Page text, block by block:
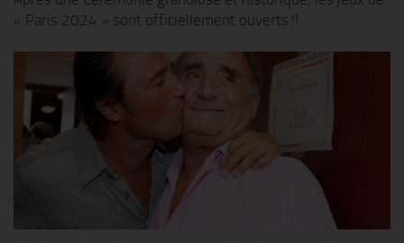
« Paris 2024 » sont officiellement ouverts !!